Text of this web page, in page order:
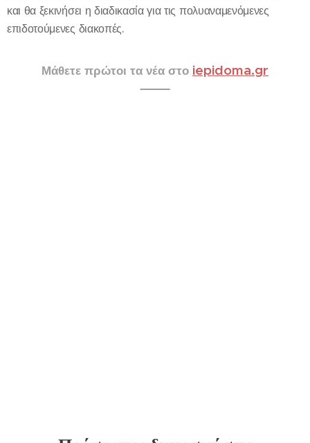
και θα ξεκινήσει η διαδικασία για τις πολυαναμενόμενες
επιδοτούμενες διακοπές.
Μάθετε πρώτοι τα νέα στο iepidoma.gr